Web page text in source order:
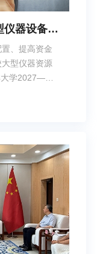
器设备购
、提高资金
型仪器资源
大学2027—
中论证会在
参加会议，
哲强主
家长期以来
指出，大型
件。当前学校
大型仪器开